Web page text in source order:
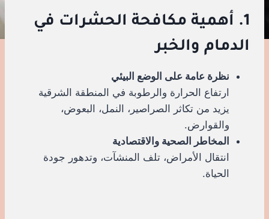
1. أهمية مكافحة الحشرات في
الدمام والخبر
نظرة عامة على الوضع البيئي
ارتفاع الحرارة والرطوبة في المنطقة الشرقية
يزيد من تكاثر الصراصير، النمل، البعوض،
والقوارض.
المخاطر الصحية والاقتصادية
انتقال الأمراض، تلف المنشآت، وتدهور جودة
الحياة.